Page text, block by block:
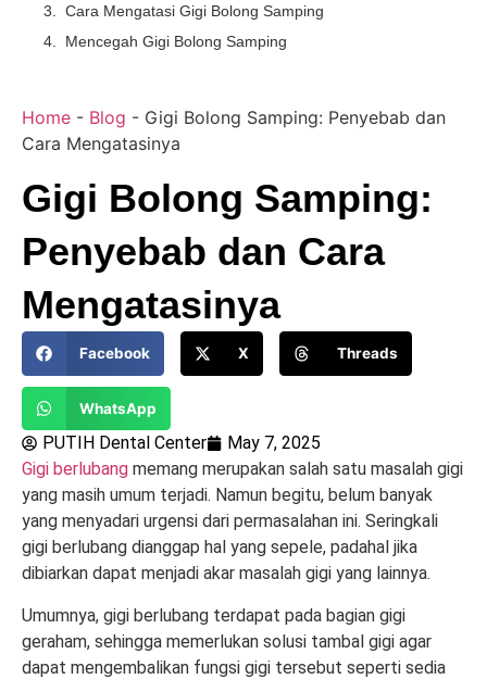
Cara Mengatasi Gigi Bolong Samping
Mencegah Gigi Bolong Samping
Home - Blog - Gigi Bolong Samping: Penyebab dan
Cara Mengatasinya
Gigi Bolong Samping:
Penyebab dan Cara
Mengatasinya
Facebook X Threads
WhatsApp
PUTIH Dental Center
May 7, 2025
Gigi berlubang memang merupakan salah satu masalah gigi
yang masih umum terjadi. Namun begitu, belum banyak
yang menyadari urgensi dari permasalahan ini. Seringkali
gigi berlubang dianggap hal yang sepele, padahal jika
dibiarkan dapat menjadi akar masalah gigi yang lainnya.
Umumnya, gigi berlubang terdapat pada bagian gigi
geraham, sehingga memerlukan solusi tambal gigi agar
dapat mengembalikan fungsi gigi tersebut seperti sedia